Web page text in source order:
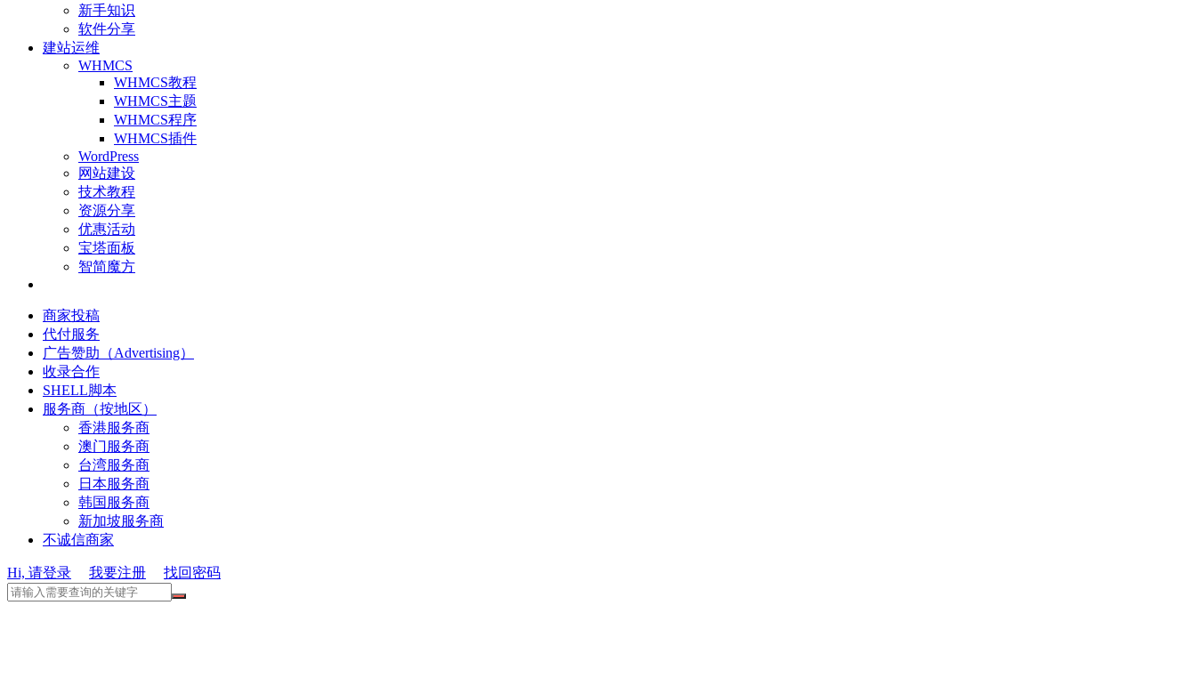
新手知识
软件分享
建站运维
WHMCS
WHMCS教程
WHMCS主题
WHMCS程序
WHMCS插件
WordPress
网站建设
技术教程
资源分享
优惠活动
宝塔面板
智简魔方
商家投稿
代付服务
广告赞助（Advertising）
收录合作
SHELL脚本
服务商（按地区）
香港服务商
澳门服务商
台湾服务商
日本服务商
韩国服务商
新加坡服务商
不诚信商家
Hi, 请登录 我要注册 找回密码